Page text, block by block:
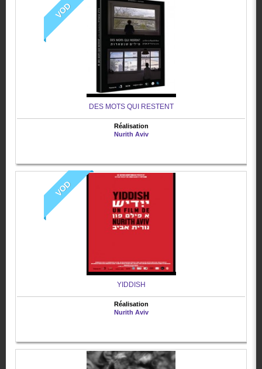
VOD
DES MOTS QUI RESTENT
Réalisation
Nurith Aviv
VOD
YIDDISH
Réalisation
Nurith Aviv